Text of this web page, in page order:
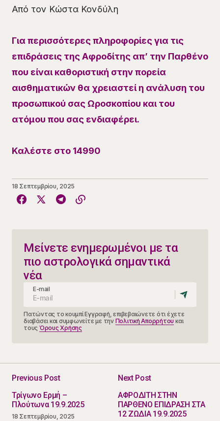
Από τον Κώστα Κονδύλη
Για περισσότερες πληροφορίες για τις
επιδράσεις της Αφροδίτης απ’ την Παρθένο
που είναι καθοριστική στην πορεία
αισθηματικών θα χρειαστεί η ανάλυση του
προσωπικού σας Ωροσκοπίου και του
ατόμου που σας ενδιαφέρει.
Καλέστε στο 14990
18 Σεπτεμβρίου, 2025
Μείνετε ενημερωμένοι με τα
πιο αστρολογικά σημαντικά
νέα
E-mail
Πατώντας το κουμπί Εγγραφή, επιβεβαιώνετε ότι έχετε
διαβάσει και συμφωνείτε με την Πολιτική Απορρήτου και
τους Όρους Χρήσης
Previous Post
Τρίγωνο Ερμή –
Πλούτωνα 19.9.2025
18 Σεπτεμβρίου, 2025
Next Post
ΑΦΡΟΔΙΤΗ ΣΤΗΝ
ΠΑΡΘΕΝΟ ΕΠΙΔΡΑΣΗ ΣΤΑ
12 ΖΩΔΙΑ 19.9.2025